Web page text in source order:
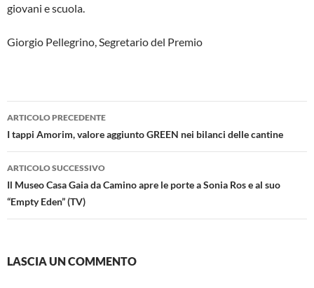
giovani e scuola.
Giorgio Pellegrino, Segretario del Premio
Navigazione
articolo
ARTICOLO PRECEDENTE
I tappi Amorim, valore aggiunto GREEN nei bilanci delle cantine
ARTICOLO SUCCESSIVO
Il Museo Casa Gaia da Camino apre le porte a Sonia Ros e al suo
“Empty Eden” (TV)
LASCIA UN COMMENTO